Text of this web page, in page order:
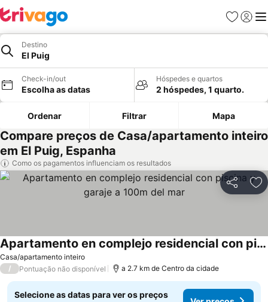
Favoritos
Iniciar
Destino
El Puig
Check-in/out
Escolha as datas
Hóspedes e quartos
2 hóspedes, 1 quarto.
Ordenar Filtrar Mapa
Compare preços de Casa/apartamento inteiro
em El Puig, Espanha
Como os pagamentos influenciam os resultados
Partilhar
Casa/apartamento inteiro
Apartamento en complejo residencial con piscina y garaje a 100m del mar
/ Pontuação não disponível a 2.7 km de Centro da cidade
Selecione as datas para ver os preços